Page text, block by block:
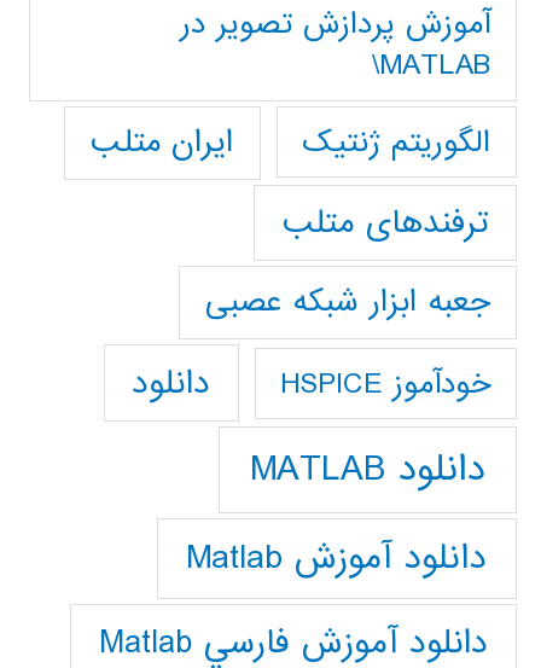
آموزش پردازش تصوير در
MATLAB\
الگوریتم ژنتیک
ایران متلب
ترفندهای متلب
جعبه ابزار شبکه عصبی
خودآموز HSPICE دانلود
دانلود MATLAB
دانلود آموزش Matlab
دانلود آموزش فارسي Matlab